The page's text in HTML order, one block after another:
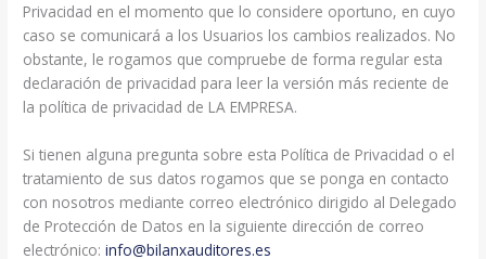
Privacidad en el momento que lo considere oportuno, en cuyo
caso se comunicará a los Usuarios los cambios realizados. No
obstante, le rogamos que compruebe de forma regular esta
declaración de privacidad para leer la versión más reciente de
la política de privacidad de LA EMPRESA.
Si tienen alguna pregunta sobre esta Política de Privacidad o el
tratamiento de sus datos rogamos que se ponga en contacto
con nosotros mediante correo electrónico dirigido al Delegado
de Protección de Datos en la siguiente dirección de correo
electrónico:info@bilanxauditores.es